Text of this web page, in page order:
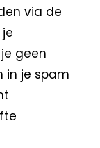
via de
geen
in je spam